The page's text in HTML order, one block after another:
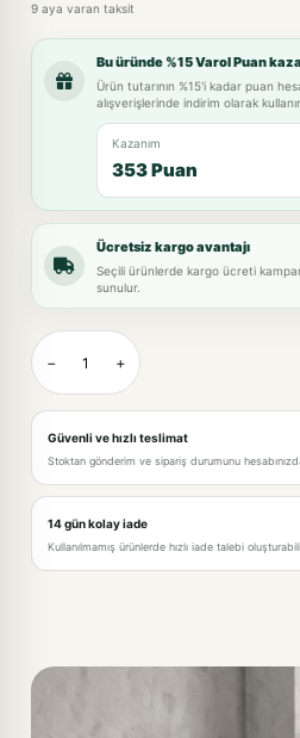
9 aya varan taksit
Bu üründe %15 Varol Puan
Ürün tutarının %15'i kadar puan
alışverişlerinde indirim olarak
Kazanım
353 Puan
Ücretsiz kargo avantajı
Seçili ürünlerde kargo ücreti
sunulur.
− +
Güvenli ve hızlı teslimat
Stoktan gönderim ve sipariş durumunu
14 gün kolay iade
Kullanılmamış ürünlerde hızlı iade talebi